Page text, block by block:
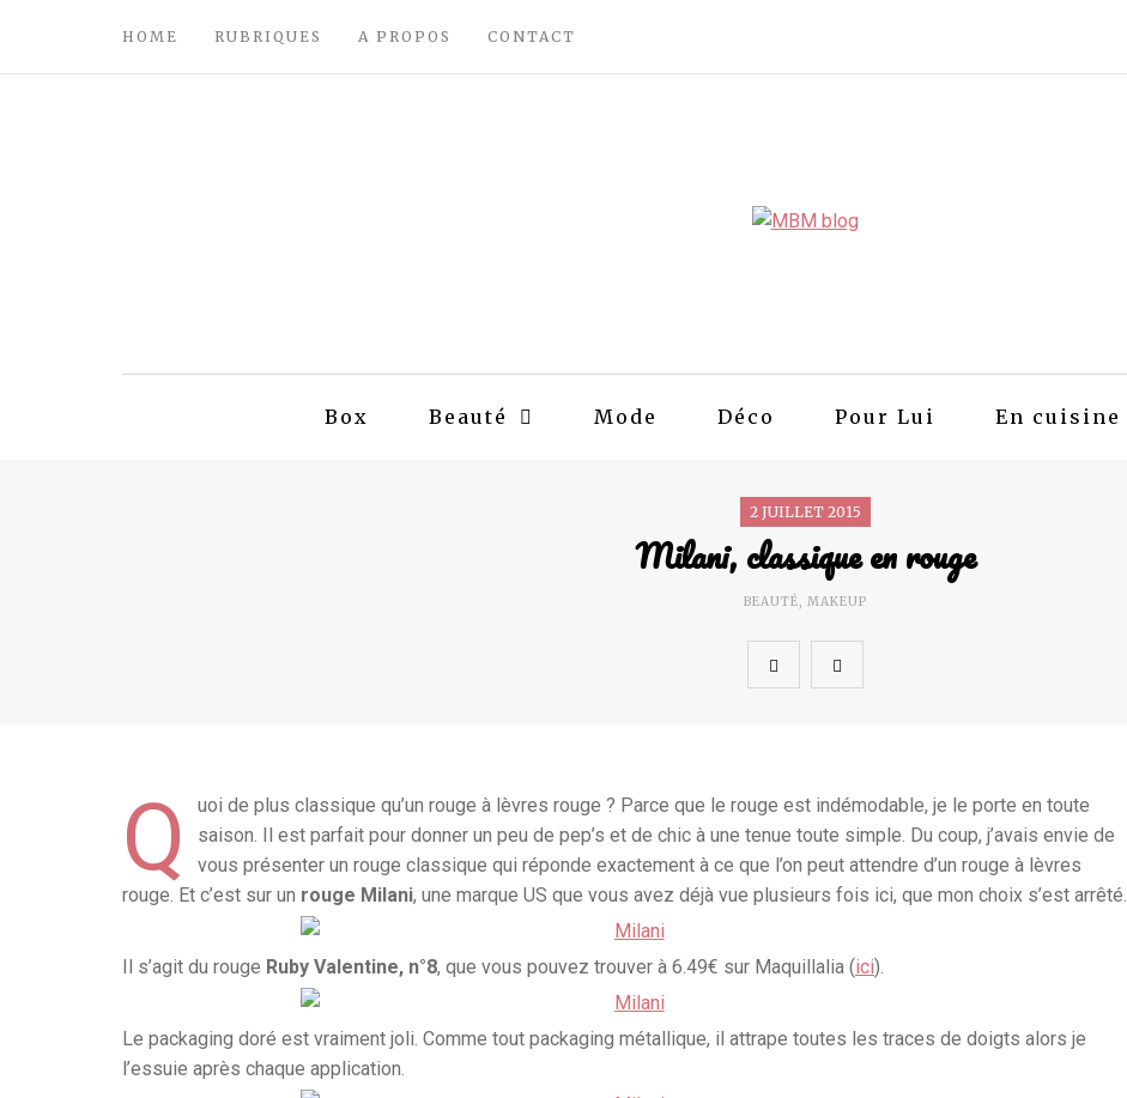
HOME RUBRIQUES A PROPOS CONTACT
Box Beauté Mode Déco Pour Lui En cuisine
2 JUILLET 2015
Milani, classique en rouge
BEAUTÉ, MAKEUP
Q
uoi de plus classique qu’un rouge à lèvres rouge ? Parce que le rouge est indémodable, je le porte en toute
saison. Il est parfait pour donner un peu de pep’s et de chic à une tenue toute simple. Du coup, j’avais envie de
vous présenter un rouge classique qui réponde exactement à ce que l’on peut attendre d’un rouge à lèvres
rouge. Et c’est sur un rouge Milani, une marque US que vous avez déjà vue plusieurs fois ici, que mon choix s’est arrêté.
Il s’agit du rouge Ruby Valentine, n°8, que vous pouvez trouver à 6.49€ sur Maquillalia (ici).
Le packaging doré est vraiment joli. Comme tout packaging métallique, il attrape toutes les traces de doigts alors je
l’essuie après chaque application.